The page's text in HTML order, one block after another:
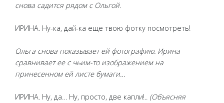
снова садится рядом с Ольгой.
ИРИНА. Ну-ка, дай-ка еще твою фотку посмотреть!
Ольга снова показывает ей фотографию. Ирина
сравнивает ее с чьим-то изображением на
принесенном ей листе бумаги…
ИРИНА. Ну, да… Ну, просто, две капли!.. (Объясняя